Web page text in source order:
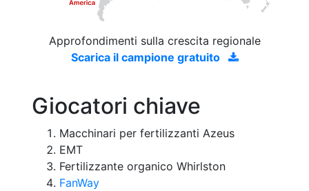
Approfondimenti sulla crescita regionale
Scarica il campione gratuito
Giocatori chiave
Macchinari per fertilizzanti Azeus
EMT
Fertilizzante organico Whirlston
FanWay